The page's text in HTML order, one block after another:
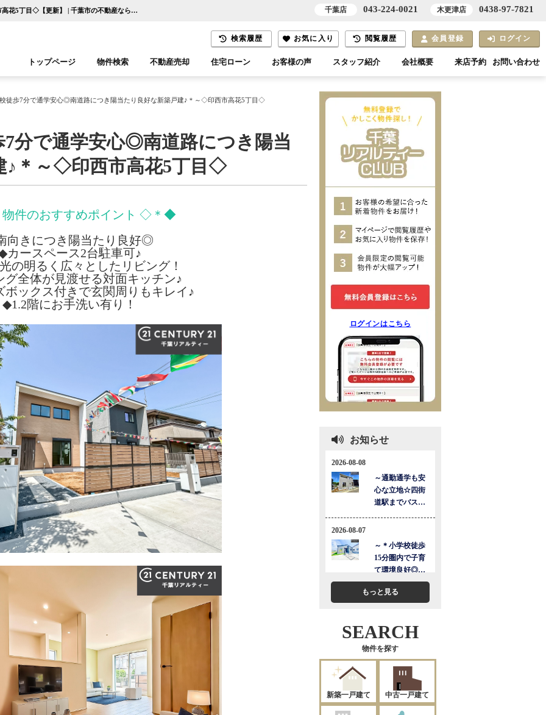
～＊小・中学校徒歩7分で通学安心◎南道路につき陽当たり良好な新築戸建♪＊～◇印西市高花5丁目◇【更新】 | 千葉市の不動産ならセンチュリー21千葉リアルティー
検索履歴 お気に入り 閲覧履歴 会員登録 ログイン
トップページ 物件検索
千葉エリア 木更津エリア
不動産売却 住宅ローン お客様の声 スタッフ紹介 会社概要 来店予約 お問い合わせ
徒歩7分で通学安心◎南道路につき陽当たり良好な新築戸建♪＊～◇印西市高花5丁目◇
7分で通学安心◎南道路につき陽当
♪＊～◇印西市高花5丁目◇
件のおすすめポイント ◇＊◆
向きにつき陽当たり良好◎
カースペース2台駐車可♪
の明るく広々としたリビング！
全体が見渡せる対面キッチン♪
ックス付きで玄関周りもキレイ♪
◆1.2階にお手洗い有り！
ログインはこちら
お知らせ
もっと見る
SEARCH
物件を探す
新築一戸建て 中古一戸建て
千葉店 043-224-0021 木更津店 0438-97-7821